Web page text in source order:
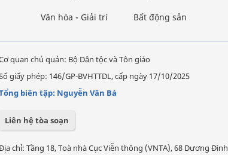
Văn hóa - Giải trí Bất động sản
quan chủ quản: Bộ Dân tộc và Tôn giáo
giấy phép: 146/GP-BVHTTDL, cấp ngày 17/10/2025
biên tập: Nguyễn Văn Bá
Liên hệ tòa soạn
chỉ: Tầng 18, Toà nhà Cục Viễn thông (VNTA), 68 Dương Đình